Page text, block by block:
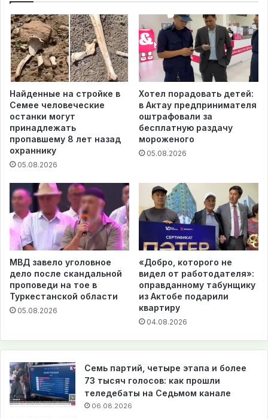
Найденные на стройке в
Семее человеческие
останки могут
принадлежать
пропавшему 8 лет назад
охраннику
05.08.2026
Хотел порадовать детей:
в Актау предпринимателя
оштрафовали за
бесплатную раздачу
мороженого
05.08.2026
МВД завело уголовное
дело после скандальной
проповеди на тое в
Туркестанской области
05.08.2026
«Добро, которого не
видел от работодателя»:
оправданному табунщику
из Актобе подарили
квартиру
04.08.2026
Семь партий, четыре этапа и более
73 тысяч голосов: как прошли
теледебаты на Седьмом канале
06.08.2026